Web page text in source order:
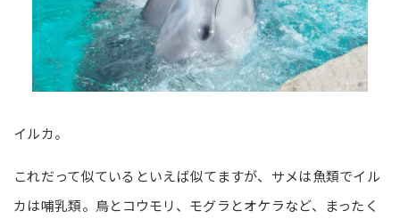
イルカ。
これだって似ているといえば似てますが、サメは魚類でイル
カは哺乳類。鳥とコウモリ、モグラとオケラなど、まったく